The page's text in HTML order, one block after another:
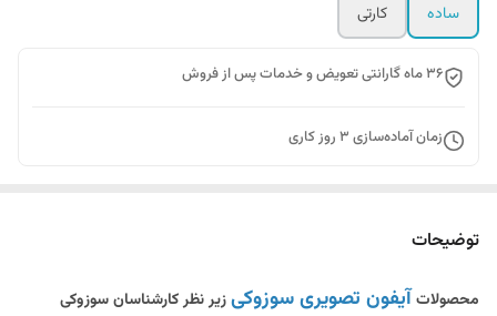
ساده
کارتی
36 ماه گارانتی تعویض و خدمات پس از فروش
زمان آماده‌سازی 3 روز کاری
توضیحات
محصولاتآیفون تصویری سوزوکیزیر نظر کارشناسان سوزوکی